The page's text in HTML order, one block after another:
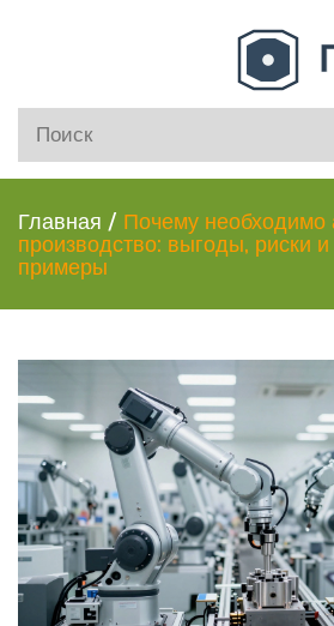
Главная / Почему необходимо
производство: выгоды, риски
примеры